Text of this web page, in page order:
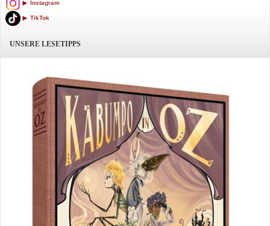
Instagram
TikTok
UNSERE LESETIPPS